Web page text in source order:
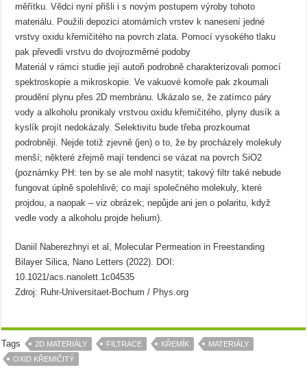
měřítku. Vědci nyní přišli i s novým postupem výroby tohoto
materiálu. Použili depozici atomárních vrstev k nanesení jedné
vrstvy oxidu křemičitého na povrch zlata. Pomocí vysokého tlaku
pak převedli vrstvu do dvojrozměrné podoby
Materiál v rámci studie její autoři podrobně charakterizovali pomocí
spektroskopie a mikroskopie. Ve vakuové komoře pak zkoumali
proudění plynu přes 2D membránu. Ukázalo se, že zatímco páry
vody a alkoholu pronikaly vrstvou oxidu křemičitého, plyny dusík a
kyslík projít nedokázaly. Selektivitu bude třeba prozkoumat
podrobněji. Nejde totiž zjevně (jen) o to, že by procházely molekuly
menší; některé zřejmě mají tendenci se vázat na povrch SiO2
(poznámky PH: ten by se ale mohl nasytit; takový filtr také nebude
fungovat úplně spolehlivě; co mají společného molekuly, které
projdou, a naopak – viz obrázek; nepůjde ani jen o polaritu, když
vedle vody a alkoholu projde helium).
Daniil Naberezhnyi et al, Molecular Permeation in Freestanding
Bilayer Silica, Nano Letters (2022). DOI:
10.1021/acs.nanolett.1c04535
Zdroj: Ruhr-Universitaet-Bochum / Phys.org
Tags 2D MATERIÁLY FILTRACE KŘEMÍK
MATERIÁLY
OXID KŘEMIČITÝ